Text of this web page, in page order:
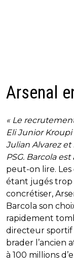
Arsenal
« Le
Eli Junior
Julian Alvarez
PSG. Barcola
peut-on lire. Les
étant jugés trop
concrétiser,
Barcola son
rapidement
directeur sportif
brader l’ancien
à 100 millions